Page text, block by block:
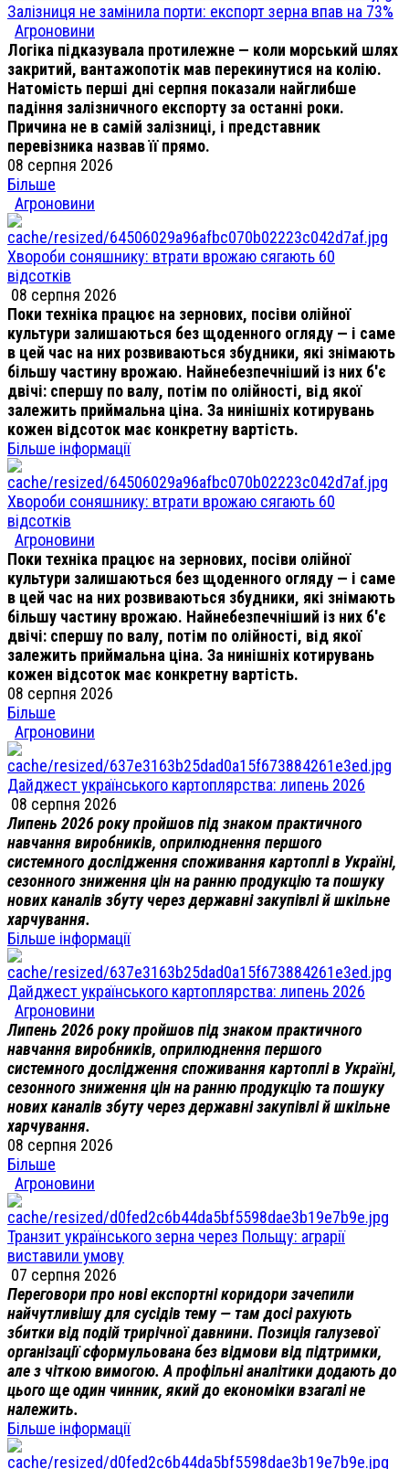
Залізниця не замінила порти: експорт зерна впав на 73%
Агроновини
Логіка підказувала протилежне — коли морський шлях
закритий, вантажопотік мав перекинутися на колію.
Натомість перші дні серпня показали найглибше
падіння залізничного експорту за останні роки.
Причина не в самій залізниці, і представник
перевізника назвав її прямо.
08 серпня 2026
Більше
Агроновини
Хвороби соняшнику: втрати врожаю сягають 60
відсотків
08 серпня 2026
Поки техніка працює на зернових, посіви олійної
культури залишаються без щоденного огляду — і саме
в цей час на них розвиваються збудники, які знімають
більшу частину врожаю. Найнебезпечніший із них б'є
двічі: спершу по валу, потім по олійності, від якої
залежить приймальна ціна. За нинішніх котирувань
кожен відсоток має конкретну вартість.
Більше інформації
Хвороби соняшнику: втрати врожаю сягають 60
відсотків
Агроновини
Поки техніка працює на зернових, посіви олійної
культури залишаються без щоденного огляду — і саме
в цей час на них розвиваються збудники, які знімають
більшу частину врожаю. Найнебезпечніший із них б'є
двічі: спершу по валу, потім по олійності, від якої
залежить приймальна ціна. За нинішніх котирувань
кожен відсоток має конкретну вартість.
08 серпня 2026
Більше
Агроновини
Дайджест українського картоплярства: липень 2026
08 серпня 2026
Липень 2026 року пройшов під знаком практичного
навчання виробників, оприлюднення першого
системного дослідження споживання картоплі в Україні,
сезонного зниження цін на ранню продукцію та пошуку
нових каналів збуту через державні закупівлі й шкільне
харчування.
Більше інформації
Дайджест українського картоплярства: липень 2026
Агроновини
Липень 2026 року пройшов під знаком практичного
навчання виробників, оприлюднення першого
системного дослідження споживання картоплі в Україні,
сезонного зниження цін на ранню продукцію та пошуку
нових каналів збуту через державні закупівлі й шкільне
харчування.
08 серпня 2026
Більше
Агроновини
Транзит українського зерна через Польщу: аграрії
виставили умову
07 серпня 2026
Переговори про нові експортні коридори зачепили
найчутливішу для сусідів тему — там досі рахують
збитки від подій трирічної давнини. Позиція галузевої
організації сформульована без відмови від підтримки,
але з чіткою вимогою. А профільні аналітики додають до
цього ще один чинник, який до економіки взагалі не
належить.
Більше інформації